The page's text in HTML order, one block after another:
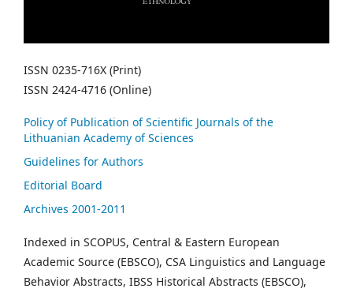
ISSN 0235-716X (Print)
ISSN 2424-4716 (Online)
Policy of Publication of Scientific Journals of the
Lithuanian Academy of Sciences
Guidelines for Authors
Editorial Board
Archives 2001-2011
Indexed in SCOPUS, Central & Eastern European
Academic Source (EBSCO), CSA Linguistics and Language
Behavior Abstracts, IBSS Historical Abstracts (EBSCO),